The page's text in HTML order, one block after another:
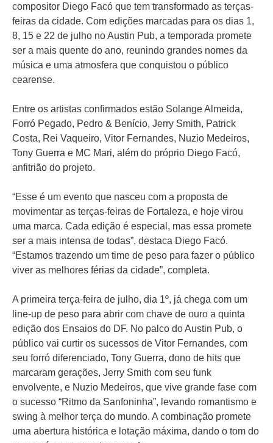
compositor Diego Facó que tem transformado as terças-
feiras da cidade. Com edições marcadas para os dias 1,
8, 15 e 22 de julho no Austin Pub, a temporada promete
ser a mais quente do ano, reunindo grandes nomes da
música e uma atmosfera que conquistou o público
cearense.
Entre os artistas confirmados estão Solange Almeida,
Forró Pegado, Pedro & Benício, Jerry Smith, Patrick
Costa, Rei Vaqueiro, Vitor Fernandes, Nuzio Medeiros,
Tony Guerra e MC Mari, além do próprio Diego Facó,
anfitrião do projeto.
“Esse é um evento que nasceu com a proposta de
movimentar as terças-feiras de Fortaleza, e hoje virou
uma marca. Cada edição é especial, mas essa promete
ser a mais intensa de todas”, destaca Diego Facó.
“Estamos trazendo um time de peso para fazer o público
viver as melhores férias da cidade”, completa.
A primeira terça-feira de julho, dia 1º, já chega com um
line-up de peso para abrir com chave de ouro a quinta
edição dos Ensaios do DF. No palco do Austin Pub, o
público vai curtir os sucessos de Vitor Fernandes, com
seu forró diferenciado, Tony Guerra, dono de hits que
marcaram gerações, Jerry Smith com seu funk
envolvente, e Nuzio Medeiros, que vive grande fase com
o sucesso “Ritmo da Sanfoninha”, levando romantismo e
swing à melhor terça do mundo. A combinação promete
uma abertura histórica e lotação máxima, dando o tom do